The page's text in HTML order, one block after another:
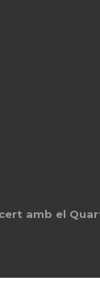
del Quartet